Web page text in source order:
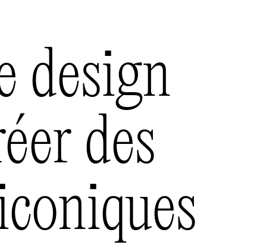
design
des